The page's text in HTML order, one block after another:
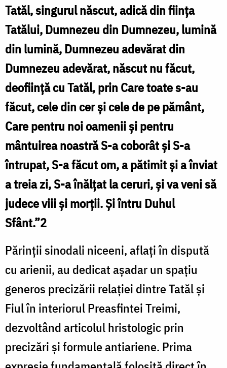
Tatăl, singurul născut, adică din ființa
Tatălui, Dumnezeu din Dumnezeu, lumină
din lumină, Dumnezeu adevărat din
Dumnezeu adevărat, născut nu făcut,
deoființă cu Tatăl, prin Care toate s-au
făcut, cele din cer și cele de pe pământ,
Care pentru noi oamenii și pentru
mântuirea noastră S-a coborât și S-a
întrupat, S-a făcut om, a pătimit și a înviat
a treia zi, S-a înălțat la ceruri, și va veni să
judece viii și morții. Și întru Duhul
Sfânt.”2
Părinții sinodali niceeni, aflați în dispută
cu arienii, au dedicat așadar un spațiu
generos precizării relației dintre Tatăl și
Fiul în interiorul Preasfintei Treimi,
dezvoltând articolul hristologic prin
precizări și formule antiariene. Prima